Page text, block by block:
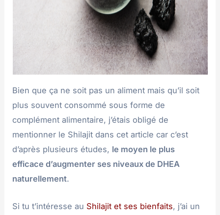
Bien que ça ne soit pas un aliment mais qu’il soit
plus souvent consommé sous forme de
complément alimentaire, j’étais obligé de
mentionner le Shilajit dans cet article car c’est
d’après plusieurs études, le moyen le plus
efficace d’augmenter ses niveaux de DHEA
naturellement.
Si tu t’intéresse au Shilajit et ses bienfaits, j’ai un